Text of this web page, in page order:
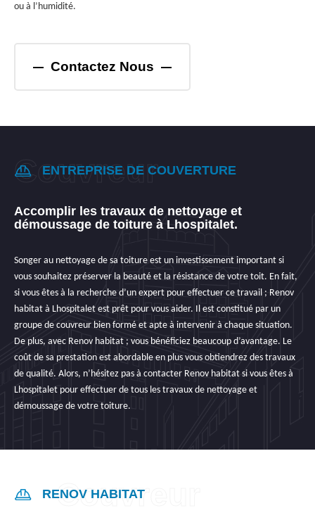
ou à l’humidité.
Contactez Nous
ENTREPRISE DE COUVERTURE
Accomplir les travaux de nettoyage et
démoussage de toiture à Lhospitalet.
Songer au nettoyage de sa toiture est un investissement important si
vous souhaitez préserver la beauté et la résistance de votre toit. En fait,
si vous êtes à la recherche d’un expert pour effectuer ce travail ; Renov
habitat à Lhospitalet est prêt pour vous aider. Il est constitué par un
groupe de couvreur bien formé et apte à intervenir à chaque situation.
De plus, avec Renov habitat ; vous bénéficiez beaucoup d’avantage. Le
coût de sa prestation est abordable en plus vous obtiendrez des travaux
de qualité. Alors, n’hésitez pas à contacter Renov habitat si vous êtes à
Lhospitalet pour effectuer de tous les travaux de nettoyage et
démoussage de votre toiture.
RENOV HABITAT